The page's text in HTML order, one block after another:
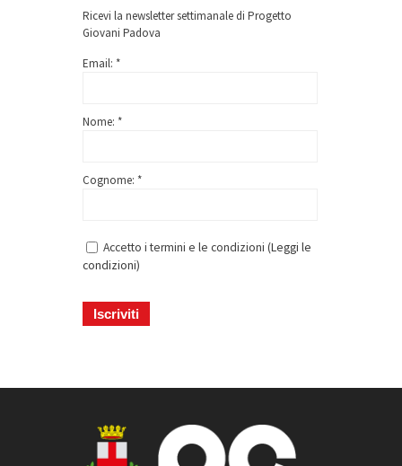
Ricevi la newsletter settimanale di Progetto
Giovani Padova
Email: *
Nome: *
Cognome: *
Accetto i termini e le condizioni (Leggi le
condizioni)